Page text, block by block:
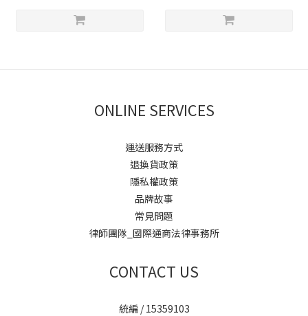
ONLINE SERVICES
運送服務方式
退換貨政策
隱私權政策
品牌故事
常見問題
律師團隊_國際通商法律事務所
CONTACT US
統編 / 15359103